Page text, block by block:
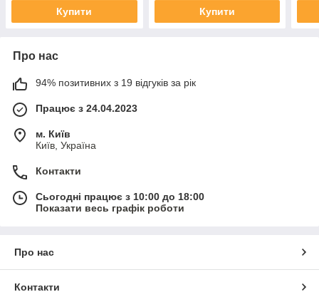
Купити Купити
Про нас
94% позитивних з 19 відгуків за рік
Працює з 24.04.2023
м. Київ
Київ, Україна
Контакти
Сьогодні працює з 10:00 до 18:00
Показати весь графік роботи
Про нас
Контакти